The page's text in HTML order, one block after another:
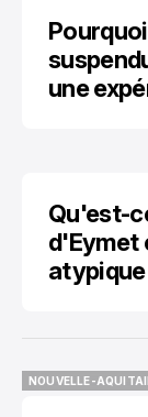
une
Qu'est-
d'Eymet
atypique
NOUVELLE-